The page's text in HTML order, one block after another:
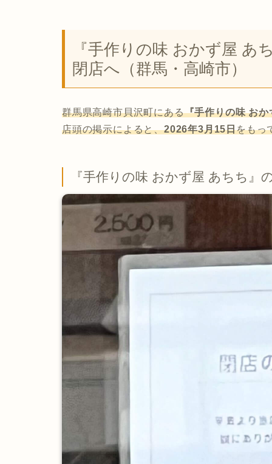
『手作りの味 おかず屋 あ
閉店へ（群馬・高崎市）
群馬県高崎市貝沢町にある『手作りの味 おか
店頭の掲示によると、2026年3月15日をもっ
『手作りの味 おかず屋 あちち』